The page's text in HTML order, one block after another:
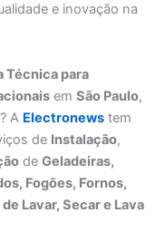
e inovação na
Técnica para
em São Paulo,
? A Electronews tem
de Instalação,
de Geladeiras,
Fogões, Fornos,
Lavar, Secar e Lava